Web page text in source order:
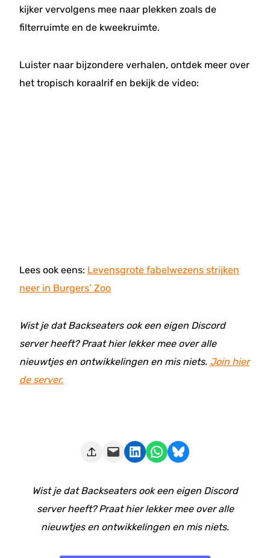
kijker vervolgens mee naar plekken zoals de
filterruimte en de kweekruimte.
Luister naar bijzondere verhalen, ontdek meer over
het tropisch koraalrif en bekijk de video:
Lees ook eens: Levensgrote fabelwezens strijken
neer in Burgers’ Zoo
Wist je dat Backseaters ook een eigen Discord
server heeft? Praat hier lekker mee over alle
nieuwtjes en ontwikkelingen en mis niets. Join hier
de server.
Deze pagina e-mailen Delen op LinkedIn Delen via WhatsApp Share on Bluesky
Wist je dat Backseaters ook een eigen Discord
server heeft? Praat hier lekker mee over alle
nieuwtjes en ontwikkelingen en mis niets.